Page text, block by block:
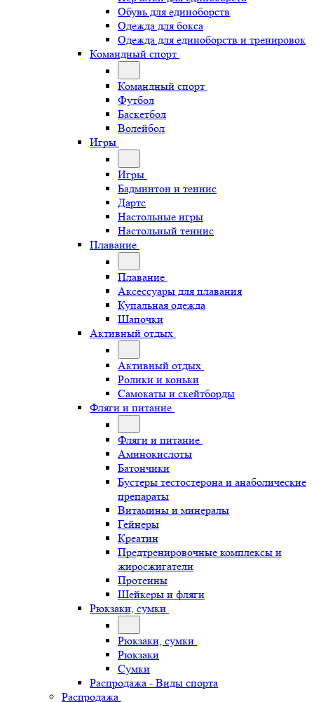
Обувь для единоборств
Одежда для бокса
Одежда для единоборств и тренировок
Командный спорт
Командный спорт
Футбол
Баскетбол
Волейбол
Игры
Игры
Бадминтон и теннис
Дартс
Настольные игры
Настольный теннис
Плавание
Плавание
Аксессуары для плавания
Купальная одежда
Шапочки
Активный отдых
Активный отдых
Ролики и коньки
Самокаты и скейтборды
Фляги и питание
Фляги и питание
Аминокислоты
Батончики
Бустеры тестостерона и анаболические
препараты
Витамины и минералы
Гейнеры
Креатин
Предтренировочные комплексы и
жиросжигатели
Протеины
Шейкеры и фляги
Рюкзаки, сумки
Рюкзаки, сумки
Рюкзаки
Сумки
Распродажа - Виды спорта
Распродажа